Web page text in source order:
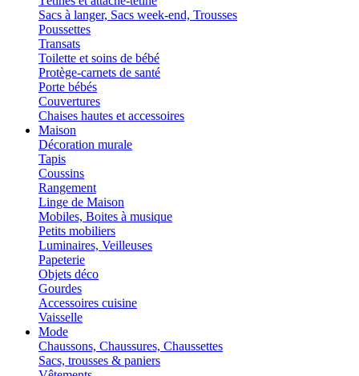
Sacs à langer, Sacs week-end, Trousses
Poussettes
Transats
Toilette et soins de bébé
Protège-carnets de santé
Porte bébés
Couvertures
Chaises hautes et accessoires
Maison
Décoration murale
Tapis
Coussins
Rangement
Linge de Maison
Mobiles, Boites à musique
Petits mobiliers
Luminaires, Veilleuses
Papeterie
Objets déco
Gourdes
Accessoires cuisine
Vaisselle
Mode
Chaussons, Chaussures, Chaussettes
Sacs, trousses & paniers